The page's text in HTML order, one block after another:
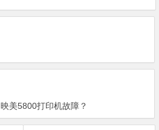
美5800打印机故障？